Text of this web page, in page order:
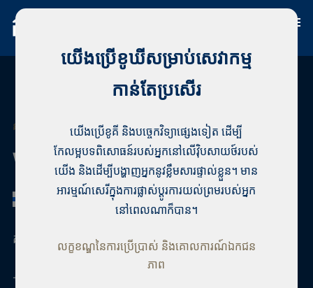
នាយក​គ្រប់គ្រង
Vili Leinonen
គុណវុឌ្ឍិអចលនទ្រព្យហ្វាំងឡង់ , សារការី , សហគ្រិន
+358 44 4200259
យើងប្រើខូឃីសម្រាប់សេវាកម្ម
កាន់តែប្រសើរ
យើងប្រើខូគី និងបច្ចេកវិទ្យាផ្សេងទៀត ដើម្បី
កែលម្អបទពិសោធន៍របស់អ្នកនៅលើវ៉ិបសាយថ៍របស់
យើង និងដើម្បីបង្ហាញអ្នកនូវខ្លឹមសារផ្ទាល់ខ្លួន។ មាន
អារម្មណ៍សេរីក្នុងការផ្លាស់ប្តូរការយល់ព្រមរបស់អ្នក
នៅពេលណាក៏បាន។
លក្ខខណ្ឌនៃការប្រើប្រាស់ និងគោលការណ៍ឯកជន
ភាព